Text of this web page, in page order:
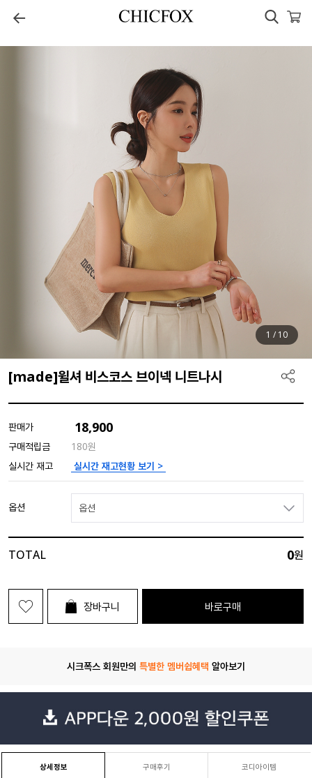
1 / 10
[made]윌셔 비스코스 브이넥 니트나시
판매가 18,900
구매적립금
180원
실시간 재고
실시간 재고현황 보기 >
옵션 옵션
TOTAL 0원
장바구니 바로구매
시크폭스 회원만의 특별한 멤버쉽혜택 알아보기
상세정보 구매후기 코디아이템